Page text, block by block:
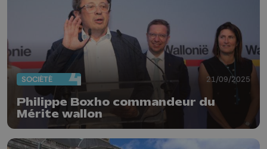
SOCIÉTÉ 21/09/2025
Philippe Boxho commandeur du
Mérite wallon